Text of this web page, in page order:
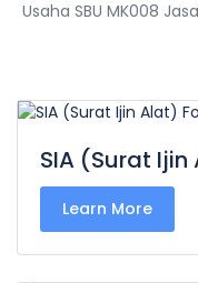
Usaha SBU MK008
SIA (Surat
Learn More